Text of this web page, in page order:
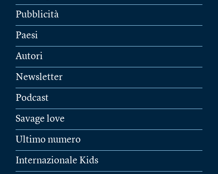
Pubblicità
Paesi
Autori
Newsletter
Podcast
Savage love
Ultimo numero
Internazionale Kids